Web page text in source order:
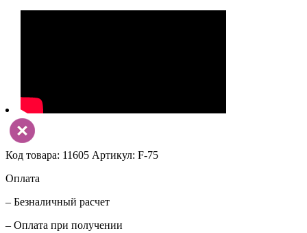
Код товара: 11605 Артикул: F-75
Оплата
– Безналичный расчет
– Оплата при получении